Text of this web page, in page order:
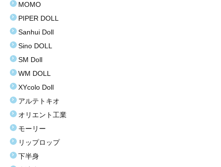
MOMO
PIPER DOLL
Sanhui Doll
Sino DOLL
SM Doll
WM DOLL
XYcolo Doll
アルテトキオ
オリエント工業
モーリー
リップロップ
下半身